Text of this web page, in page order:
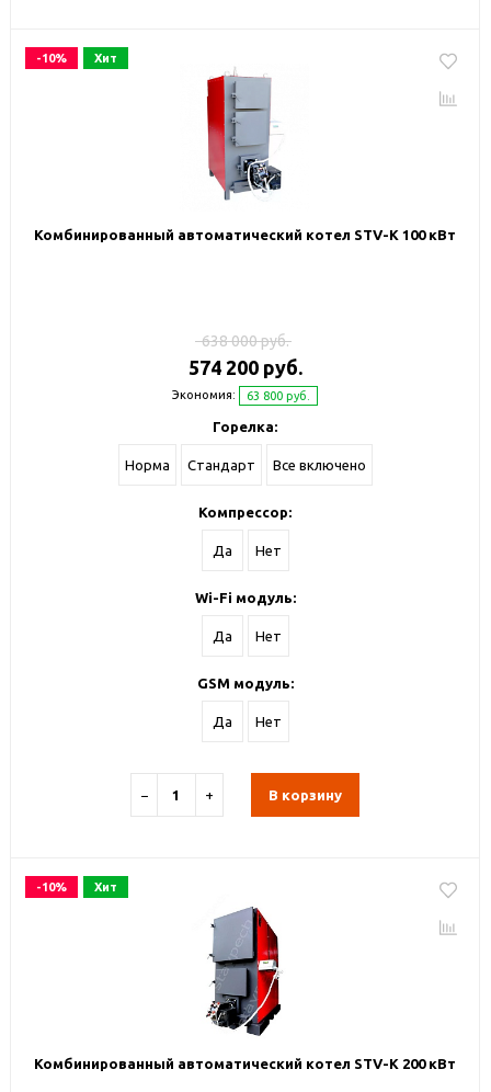
-10% Хит
Комбинированный автоматический котел STV-К 100 кВт
638 000 руб.
574 200 руб.
Экономия: 63 800 руб.
Горелка:
Норма Стандарт Все включено
Компрессор:
Да Нет
Wi-Fi модуль:
Да Нет
GSM модуль:
Да Нет
− + В корзину
-10% Хит
Комбинированный автоматический котел STV-К 200 кВт